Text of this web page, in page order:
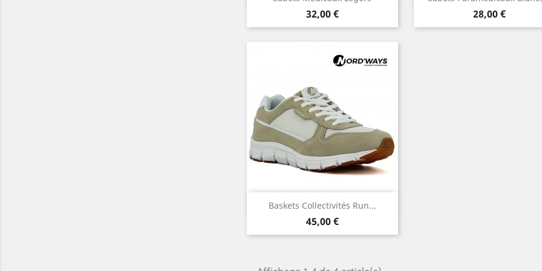
Prix
32,00 € Prix
28,00 €
Baskets Collectivités Run...
Prix
45,00 €
Aperçu rapide